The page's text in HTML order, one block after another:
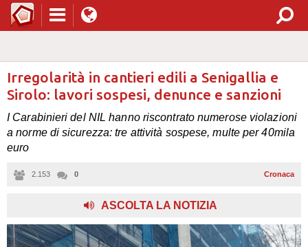
Irregolarità in cantieri edili a Senigallia e
Sirolo: lavori sospesi, denunce e sanzioni
I Carabinieri del NIL hanno riscontrato numerose violazioni
a norme di sicurezza: tre attività sospese, multe per 40mila
euro
2.153 0 Cronaca
ASCOLTA LA NOTIZIA